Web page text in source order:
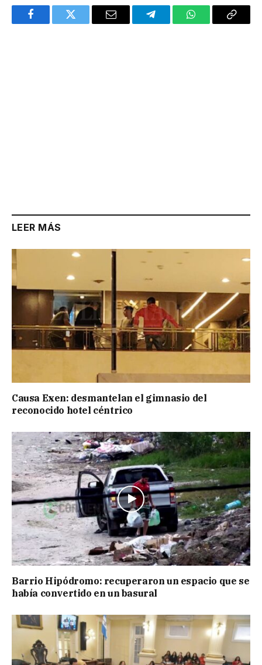
FacebookTwitter Email TelegramWhatsAppCopy
LEER MÁS
Causa Exen: desmantelan el gimnasio del
reconocido hotel céntrico
Barrio Hipódromo: recuperaron un espacio que se
había convertido en un basural